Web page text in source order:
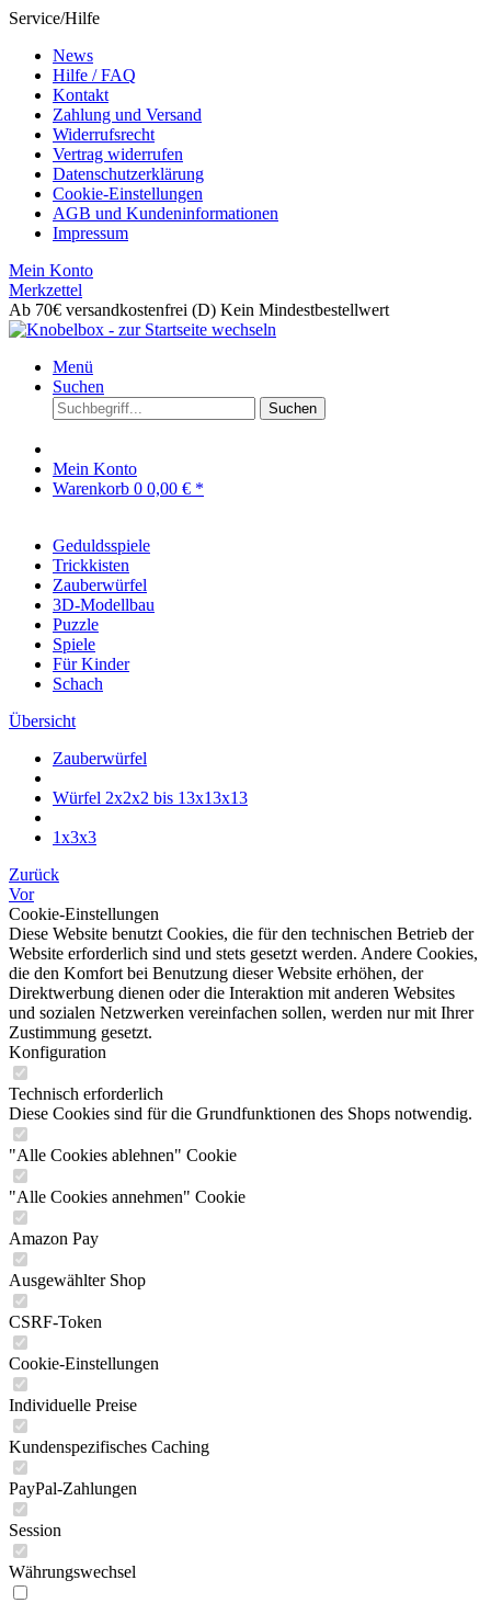
Service/Hilfe
News
Hilfe / FAQ
Kontakt
Zahlung und Versand
Widerrufsrecht
Vertrag widerrufen
Datenschutzerklärung
Cookie-Einstellungen
AGB und Kundeninformationen
Impressum
Mein Konto
Merkzettel
Ab 70€ versandkostenfrei (D) Kein Mindestbestellwert
Menü
Suchen
Suchen
Mein Konto
Warenkorb 0 0,00 € *
Geduldsspiele
Trickkisten
Zauberwürfel
3D-Modellbau
Puzzle
Spiele
Für Kinder
Schach
Übersicht
Zauberwürfel
Würfel 2x2x2 bis 13x13x13
1x3x3
Zurück
Vor
Cookie-Einstellungen
Diese Website benutzt Cookies, die für den technischen Betrieb der
Website erforderlich sind und stets gesetzt werden. Andere Cookies,
die den Komfort bei Benutzung dieser Website erhöhen, der
Direktwerbung dienen oder die Interaktion mit anderen Websites
und sozialen Netzwerken vereinfachen sollen, werden nur mit Ihrer
Zustimmung gesetzt.
Konfiguration
Technisch erforderlich
Diese Cookies sind für die Grundfunktionen des Shops notwendig.
"Alle Cookies ablehnen" Cookie
"Alle Cookies annehmen" Cookie
Amazon Pay
Ausgewählter Shop
CSRF-Token
Cookie-Einstellungen
Individuelle Preise
Kundenspezifisches Caching
PayPal-Zahlungen
Session
Währungswechsel